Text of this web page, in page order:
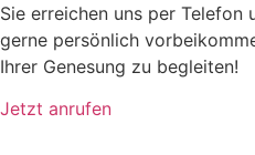
Sie erreichen uns per
gerne persönlich
Ihrer Genesung zu begleiten!
Jetzt anrufen